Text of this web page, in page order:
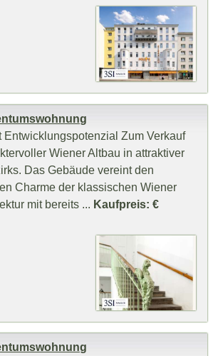
Entwicklungspotenzial Zum Verkauf
Wiener Altbau in attraktiver
Das Gebäude vereint den
Charme der klassischen Wiener
mit bereits ... Kaufpreis: €